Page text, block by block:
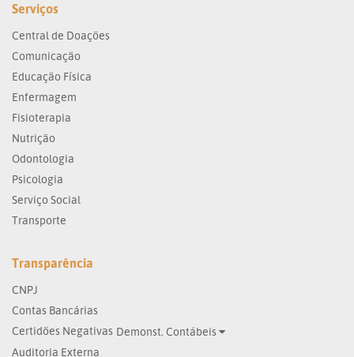
Serviços
Central de Doações
Comunicação
Educação Física
Enfermagem
Fisioterapia
Nutrição
Odontologia
Psicologia
Serviço Social
Transporte
Transparência
CNPJ
Contas Bancárias
Certidões Negativas Demonst. Contábeis
Auditoria Externa